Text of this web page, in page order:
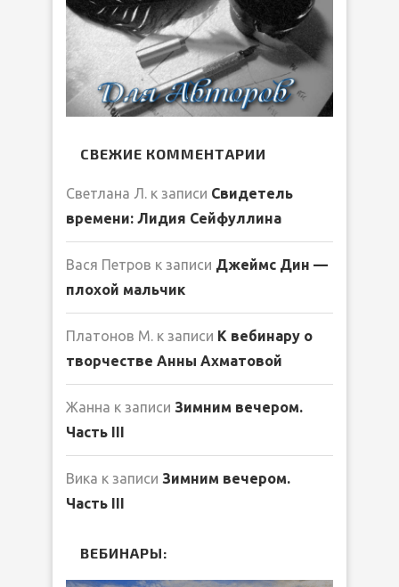
СВЕЖИЕ КОММЕНТАРИИ
Светлана Л. к записи Свидетель
времени: Лидия Сейфуллина
Вася Петров к записи Джеймс Дин —
плохой мальчик
Платонов М. к записи К вебинару о
творчестве Анны Ахматовой
Жанна к записи Зимним вечером.
Часть III
Вика к записи Зимним вечером.
Часть III
ВЕБИНАРЫ: